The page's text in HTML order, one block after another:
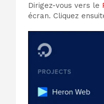
Dirigez-vous vers le
écran. Cliquez